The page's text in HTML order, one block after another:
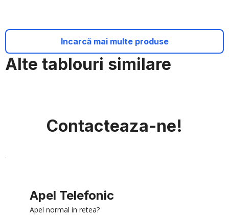
Alte tablouri similare
Incarcă mai multe produse
Contacteaza-ne!
Apel Telefonic
Apel normal in retea?